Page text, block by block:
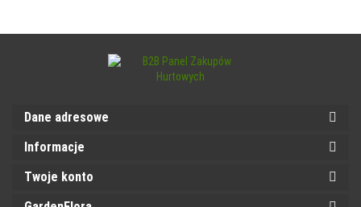
Dane adresowe
Informacje
Twoje konto